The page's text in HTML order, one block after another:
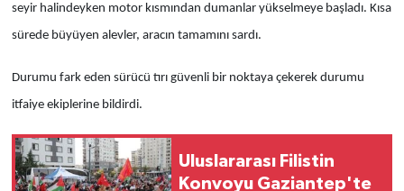
seyir halindeyken motor kısmından dumanlar yükselmeye başladı. Kısa
sürede büyüyen alevler, aracın tamamını sardı.
Durumu fark eden sürücü tırı güvenli bir noktaya çekerek durumu
itfaiye ekiplerine bildirdi.
Uluslararası Filistin
Konvoyu Gaziantep'te